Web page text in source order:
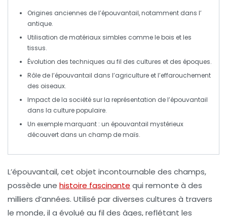
Origines anciennes de l’épouvantail, notamment dans l’
antique.
Utilisation de matériaux simbles comme le bois et les
tissus.
Évolution des techniques au fil des cultures et des époques.
Rôle de l’épouvantail dans l’agriculture et l’effarouchement
des oiseaux.
Impact de la société sur la représentation de l’épouvantail
dans la culture populaire.
Un exemple marquant : un épouvantail mystérieux
découvert dans un champ de maïs.
L’épouvantail, cet objet incontournable des champs,
possède une histoire fascinante qui remonte à des
milliers d’années. Utilisé par diverses cultures à travers
le monde, il a évolué au fil des âges, reflétant les